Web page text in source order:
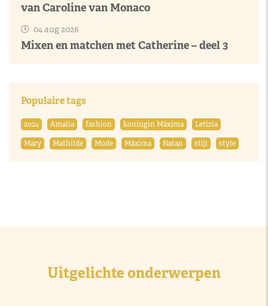
van Caroline van Monaco
04 aug 2026
Mixen en matchen met Catherine – deel 3
Populaire tags
2024 Amalia fashion koningin Máxima
Letizia
Mary
Mathilde Mode Máxima Natan stijl style
Uitgelichte onderwerpen